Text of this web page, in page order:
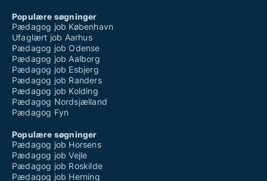
Populære søgninger
Pædagog job København
Ufaglært job Aarhus
Pædagog job Odense
Pædagog job Aalborg
Pædagog job Esbjerg
Pædagog job Randers
Pædagog job Kolding
Pædagog Nordsjælland
Pædagog Fyn
Populære søgninger
Pædagog job Horsens
Pædagog job Vejle
Pædagog job Roskilde
Pædagog job Herning